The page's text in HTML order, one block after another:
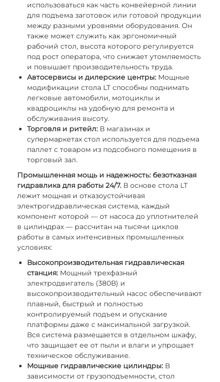
использоваться как часть конвейерной линии
для подъема заготовок или готовой продукции
между разными уровнями оборудования. Он
также может служить как эргономичный
рабочий стол, высота которого регулируется
под рост оператора, что снижает утомляемость
и повышает производительность труда.
Автосервисы и дилерские центры: Мощные
модификации стола LT способны поднимать
легковые автомобили, мотоциклы и
квадроциклы на удобную для ремонта и
обслуживания высоту.
Торговля и ритейл: В магазинах и
супермаркетах стол используется для подъема
паллет с товаром из подсобного помещения в
торговый зал.
Промышленная мощь и надежность: безотказная
гидравлика для работы 24/7. В основе стола LT
лежит мощная и отказоустойчивая
электрогидравлическая система, каждый
компонент которой — от насоса до уплотнителей
в цилиндрах — рассчитан на тысячи циклов
работы в самых интенсивных промышленных
условиях:
Высокопроизводительная гидравлическая
станция: Мощный трехфазный
электродвигатель (380В) и
высокопроизводительный насос обеспечивают
плавный, быстрый и полностью
контролируемый подъем и опускание
платформы даже с максимальной загрузкой.
Вся система размещается в отдельном шкафу,
что защищает ее от пыли и влаги и упрощает
техническое обслуживание.
Мощные гидравлические цилиндры: В
зависимости от грузоподъемности, стол